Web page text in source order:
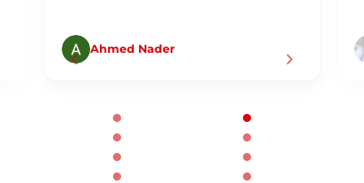
Ahmed Nader